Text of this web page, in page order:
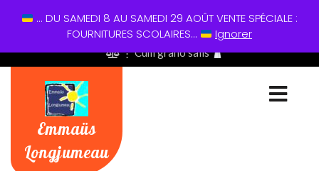
01 60 49 13 60
⋮ Cum grano salis
Emmaüs
Longjumeau
... DU SAMEDI 8 AU SAMEDI 29 AOÛT VENTE SPÉCIALE :
FOURNITURES SCOLAIRES...
Ignorer